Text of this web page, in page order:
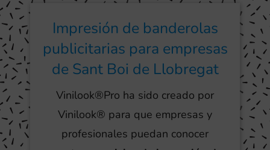
Impresión de banderolas
publicitarias para empresas
de Sant Boi de Llobregat
Vinilook®Pro ha sido creado por
Vinilook® para que empresas y
profesionales puedan conocer